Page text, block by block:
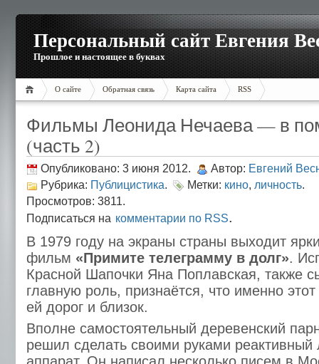
Персональный сайт Евгения
Прошлое и настоящее в буквах
О сайте Обратная связь Карта сайта RSS
Фильмы Леонида Нечаева — в
(часть 2)
Опубликовано: 3 июня 2012. Автор: Евгений
Рубрика: Публицистика. Метки: кино, личность.
Просмотров: 3811.
Подписаться на комментарии по RSS.
В 1979 году на экраны страны выходит
фильм «Примите телеграмму в долг».
Красной Шапочки Яна Поплавская, также
главную роль, признаётся, что именно
ей дорог и близок.
Вполне самостоятельный деревенский
решил сделать своими руками реактивный